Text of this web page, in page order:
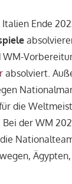
Ende
absolviert.
die
der WM